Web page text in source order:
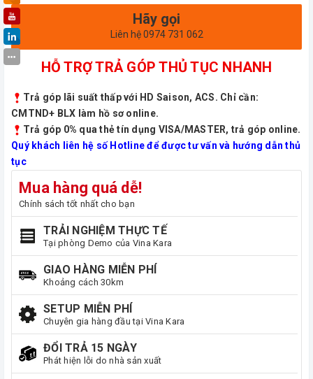
Hãy gọi
Liên hệ 0974 731 062
HỖ TRỢ TRẢ GÓP THỦ TỤC NHANH
Trả góp lãi suất thấp với HD Saison, ACS. Chỉ cần:
CMTND+ BLX làm hồ sơ online.
Trả góp 0% qua thẻ tín dụng VISA/MASTER, trả góp online.
Quý khách liên hệ số Hotline để được tư vấn và hướng dẫn thủ
tục
Mua hàng quá dễ!
Chính sách tốt nhất cho bạn
TRẢI NGHIỆM THỰC TẾ
Tại phòng Demo của Vina Kara
GIAO HÀNG MIỄN PHÍ
Khoảng cách 30km
SETUP MIỄN PHÍ
Chuyên gia hàng đầu tại Vina Kara
ĐỔI TRẢ 15 NGÀY
Phát hiện lỗi do nhà sản xuất